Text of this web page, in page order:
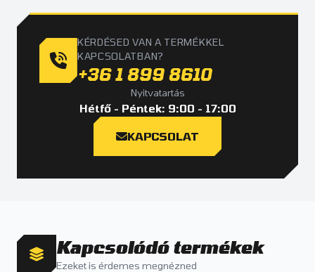
KÉRDÉSED VAN A TERMÉKKEL
KAPCSOLATBAN?
+36 1 899 8610
Nyitvatartás
Hétfő - Péntek: 9:00 - 17:00
KAPCSOLAT
Kapcsolódó termékek
Ezeket is érdemes megnézned